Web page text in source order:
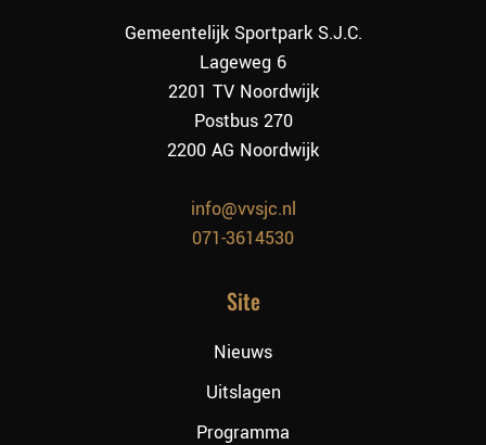
Gemeentelijk Sportpark S.J.C.
Lageweg 6
2201 TV Noordwijk
Postbus 270
2200 AG Noordwijk
info@vvsjc.nl
071-3614530
Site
Nieuws
Uitslagen
Programma